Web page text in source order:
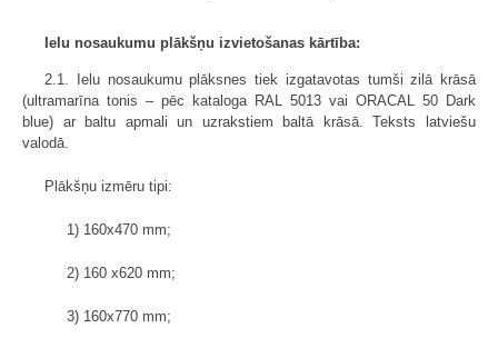
Ielu nosaukumu plākšņu izvietošanas kārtība:
2.1. Ielu nosaukumu plāksnes tiek izgatavotas tumši zilā krāsā
(ultramarīna tonis – pēc kataloga RAL 5013 vai ORACAL 50 Dark
blue) ar baltu apmali un uzrakstiem baltā krāsā. Teksts latviešu
valodā.
Plākšņu izmēru tipi:
1) 160x470 mm;
2) 160 x620 mm;
3) 160x770 mm;